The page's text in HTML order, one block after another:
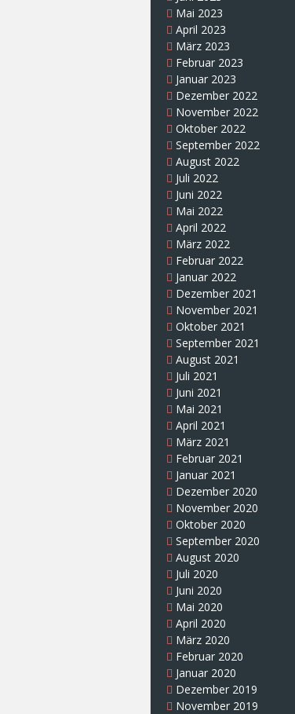
Mai 2023
April 2023
März 2023
Februar 2023
Januar 2023
Dezember 2022
November 2022
Oktober 2022
September 2022
August 2022
Juli 2022
Juni 2022
Mai 2022
April 2022
März 2022
Februar 2022
Januar 2022
Dezember 2021
November 2021
Oktober 2021
September 2021
August 2021
Juli 2021
Juni 2021
Mai 2021
April 2021
März 2021
Februar 2021
Januar 2021
Dezember 2020
November 2020
Oktober 2020
September 2020
August 2020
Juli 2020
Juni 2020
Mai 2020
April 2020
März 2020
Februar 2020
Januar 2020
Dezember 2019
November 2019